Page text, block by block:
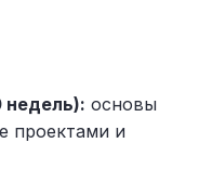
недель): основы
проектами и